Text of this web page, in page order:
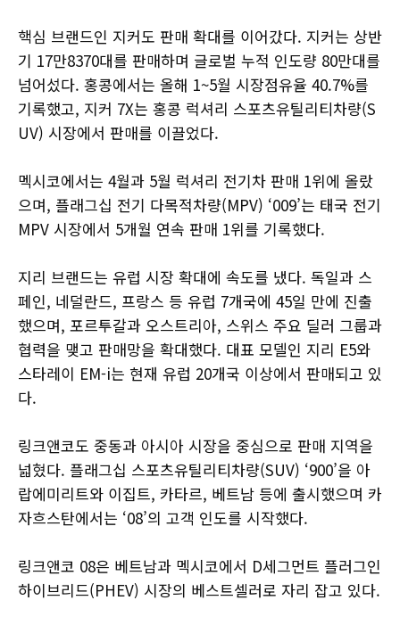
핵심 브랜드인 지커도 판매 확대를 이어갔다. 지커는 상반
기 17만8370대를 판매하며 글로벌 누적 인도량 80만대를
넘어섰다. 홍콩에서는 올해 1~5월 시장점유율 40.7%를
기록했고, 지커 7X는 홍콩 럭셔리 스포츠유틸리티차량(S
UV) 시장에서 판매를 이끌었다.
멕시코에서는 4월과 5월 럭셔리 전기차 판매 1위에 올랐
으며, 플래그십 전기 다목적차량(MPV) ‘009’는 태국 전기
MPV 시장에서 5개월 연속 판매 1위를 기록했다.
지리 브랜드는 유럽 시장 확대에 속도를 냈다. 독일과 스
페인, 네덜란드, 프랑스 등 유럽 7개국에 45일 만에 진출
했으며, 포르투갈과 오스트리아, 스위스 주요 딜러 그룹과
협력을 맺고 판매망을 확대했다. 대표 모델인 지리 E5와
스타레이 EM-i는 현재 유럽 20개국 이상에서 판매되고 있
다.
링크앤코도 중동과 아시아 시장을 중심으로 판매 지역을
넓혔다. 플래그십 스포츠유틸리티차량(SUV) ‘900’을 아
랍에미리트와 이집트, 카타르, 베트남 등에 출시했으며 카
자흐스탄에서는 ‘08’의 고객 인도를 시작했다.
링크앤코 08은 베트남과 멕시코에서 D세그먼트 플러그인
하이브리드(PHEV) 시장의 베스트셀러로 자리 잡고 있다.